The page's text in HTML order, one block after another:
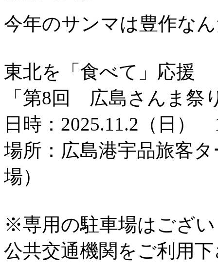
今年のサンマは豊作な
東北を「食べて」応援
「第8回 広島さんま祭
日時：2025.11.2（日）
場所：広島港宇品旅客
場）
※専用の駐車場はござ
公共交通機関をご利用